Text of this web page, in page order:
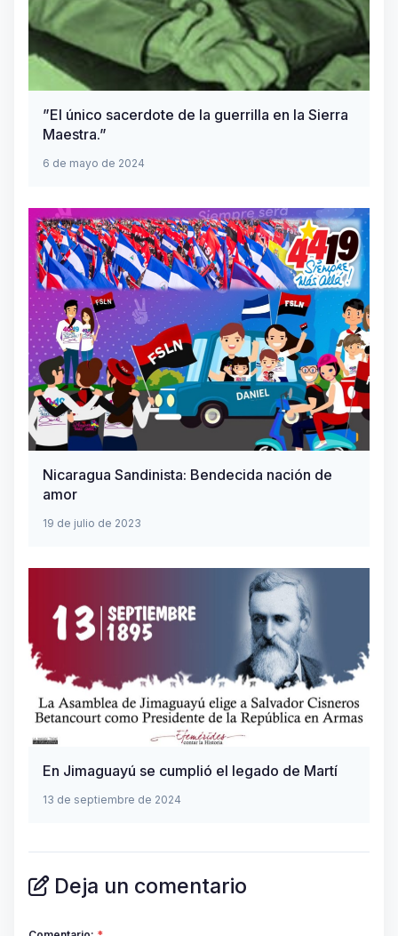
”El único sacerdote de la guerrilla en la Sierra
Maestra.”
6 de mayo de 2024
Nicaragua Sandinista: Bendecida nación de
amor
19 de julio de 2023
En Jimaguayú se cumplió el legado de Martí
13 de septiembre de 2024
Deja un comentario